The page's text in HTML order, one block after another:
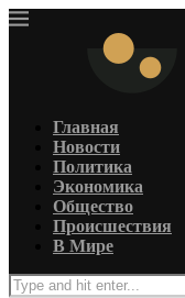
Главная
Новости
Политика
Экономика
Общество
Происшествия
В Мире